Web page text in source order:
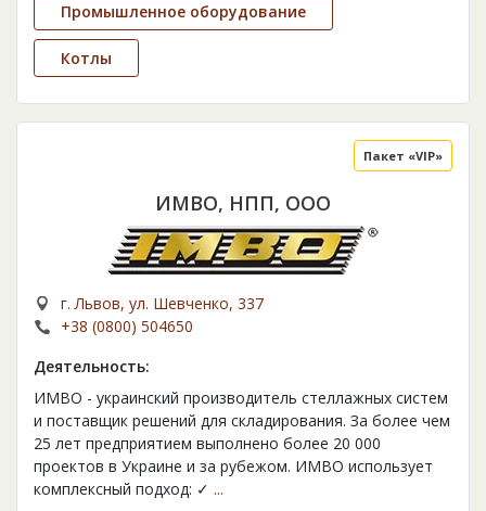
Промышленное оборудование
Котлы
ИМВО, НПП, ООО
Пакет «VIP»
г. Львов, ул. Шевченко, 337
+38 (0800) 504650
Деятельность:
ИМВО - украинский производитель стеллажных систем
и поставщик решений для складирования. За более чем
25 лет предприятием выполнено более 20 000
проектов в Украине и за рубежом. ИМВО использует
комплексный подход: ✓ ...